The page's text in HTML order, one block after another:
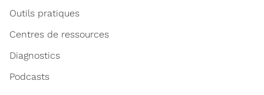
Outils pratiques
Centres de ressources
Diagnostics
Podcasts